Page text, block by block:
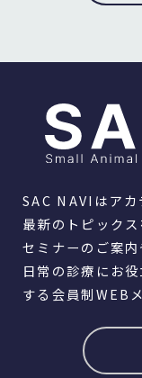
SAC NAVIはアカ
最新のトピックス
セミナーのご案
日常の診療にお
する会員制WEB